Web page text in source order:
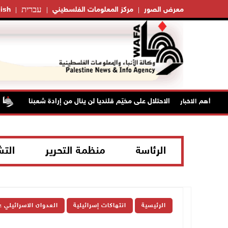
עברית مركز المعلومات الفلسطيني معرض الصور
أهم الاخبار
"فتح": عدوان الاحتلال على مخيّم قلنديا لن ينال من إرادة شعبنا
الرئاسة منظمة التحرير
الرئيسية انتهاكات إسرائيلية العدوان